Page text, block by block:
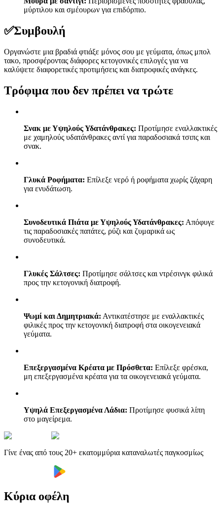
μύρτιλου και σμέουρων για επιδόρπιο.
✅Συμβουλή
Οργανώστε μια βραδιά φτιάξε μόνος σου με γεύματα, όπως μπολ
τακο, προσφέροντας διάφορες κετογονικές επιλογές για να
καλύψετε διαφορετικές προτιμήσεις και διατροφικές ανάγκες.
Τρόφιμα που δεν πρέπει να τρώτε
Σνακ με Υψηλούς Υδατάνθρακες: Προτίμησε εναλλακτικές
με χαμηλούς υδατάνθρακες αντί για παραδοσιακά τσιπς και
σνακ.
Γλυκά Ροφήματα: Επίλεξε νερό ή ροφήματα χωρίς ζάχαρη
για ενυδάτωση.
Συνοδευτικά Πιάτα με Υψηλούς Υδατάνθρακες: Απόφυγε
τις παραδοσιακές πατάτες, ρύζι και ζυμαρικά ως
συνοδευτικά.
Γλυκές Σάλτσες: Προτίμησε σάλτσες και ντρέσινγκ φιλικά
προς την κετογονική διατροφή.
Ψωμί και Δημητριακά: Αντικατέστησε με εναλλακτικές
φιλικές προς την κετογονική διατροφή στα οικογενειακά
γεύματα.
Επεξεργασμένα Κρέατα με Πρόσθετα: Επίλεξε φρέσκα,
μη επεξεργασμένα κρέατα για τα οικογενειακά γεύματα.
Υψηλά Επεξεργασμένα Λάδια: Προτίμησε φυσικά λίπη
στο μαγείρεμα.
Γίνε ένας από τους 20+ εκατομμύρια καταναλωτές παγκοσμίως
Κύρια οφέλη